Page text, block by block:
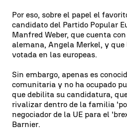
Por eso, sobre el papel el
candidato del Partido Popular
Manfred Weber, que cuenta
alemana, Angela Merkel, y
votada en las europeas.
Sin embargo, apenas es
comunitaria y no ha ocupado
que debilita su candidatura,
rivalizar dentro de la familia
negociador de la UE para el
Barnier.